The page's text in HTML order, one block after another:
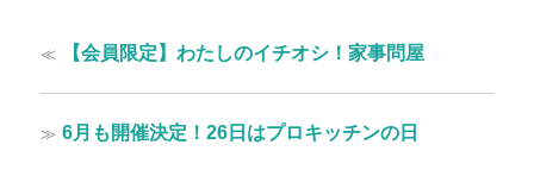
稿
ナ
ビ
≪
過
の
投
稿:
【会員限定】わたしのイチオシ！家事問屋
≫ 次
6月も開催決定！26日はプロキッチンの日